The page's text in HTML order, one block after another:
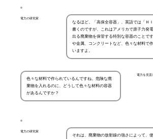
電力の研究家
なるほど。「高保全容器」、英語では「Ｈ
書くのですが、これはアメリカで原子力発
出る廃棄物を保管する特別な容器のことで
や金属、コンクリートなど、色々な材料で
いますよ。
電力を見直
色々な材料で作られているんですね。危険な廃
棄物を入れるのに、どうして色々な材料の容器
があるんですか？
電力の研究家
それは、廃棄物の放射線の強さによって、